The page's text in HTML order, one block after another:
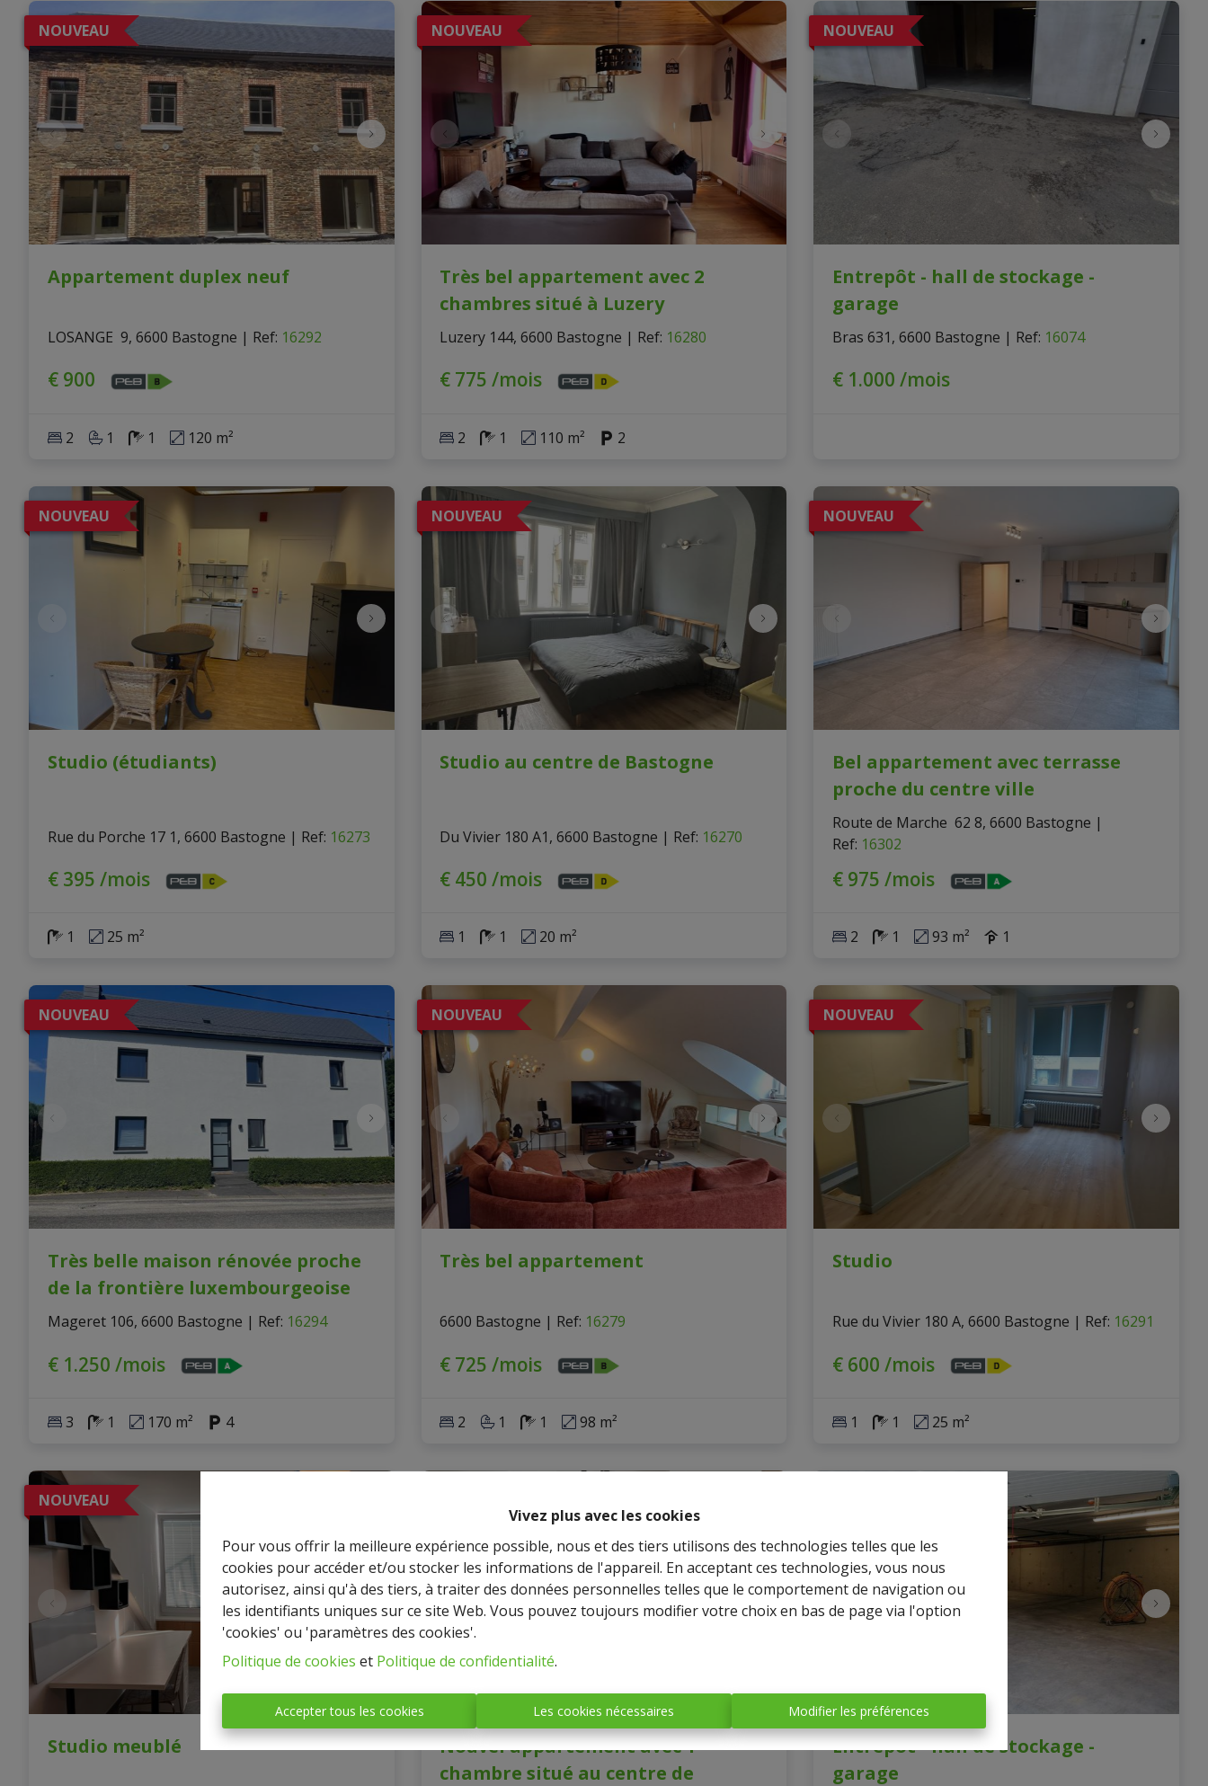
Vivez plus avec les cookies
Pour vous offrir la meilleure expérience possible, nous et des tiers utilisons des technologies telles que les
cookies pour accéder et/ou stocker les informations de l'appareil. En acceptant ces technologies, vous nous
autorisez, ainsi qu'à des tiers, à traiter des données personnelles telles que le comportement de navigation ou
les identifiants uniques sur ce site Web. Vous pouvez toujours modifier votre choix en bas de page via l'option
'cookies' ou 'paramètres des cookies'.
Politique de cookies et Politique de confidentialité.
Accepter tous les cookies Les cookies nécessaires Modifier les préférences
NOUVEAU
Appartement duplex neuf
LOSANGE  9, 6600 Bastogne | Ref: 16292
€ 900
2 1 1 120 m²
NOUVEAU
Très bel appartement avec 2
chambres situé à Luzery
Luzery 144, 6600 Bastogne | Ref: 16280
€ 775 /mois
2 1 110 m² 2
NOUVEAU
Entrepôt - hall de stockage -
garage
Bras 631, 6600 Bastogne | Ref: 16074
€ 1.000 /mois
NOUVEAU
Studio (étudiants)
Rue du Porche 17 1, 6600 Bastogne | Ref: 16273
€ 395 /mois
1 25 m²
NOUVEAU
Studio au centre de Bastogne
Du Vivier 180 A1, 6600 Bastogne | Ref: 16270
€ 450 /mois
1 1 20 m²
NOUVEAU
Bel appartement avec terrasse
proche du centre ville
Route de Marche  62 8, 6600 Bastogne |
Ref: 16302
€ 975 /mois
2 1 93 m² 1
NOUVEAU
Très belle maison rénovée proche
de la frontière luxembourgeoise
Mageret 106, 6600 Bastogne | Ref: 16294
€ 1.250 /mois
3 1 170 m² 4
NOUVEAU
Très bel appartement
6600 Bastogne | Ref: 16279
€ 725 /mois
2 1 1 98 m²
NOUVEAU
Studio
Rue du Vivier 180 A, 6600 Bastogne | Ref: 16291
€ 600 /mois
1 1 25 m²
NOUVEAU
Studio meublé
Nouvel appartement avec 1
chambre situé au centre de
Entrepôt - hall de stockage -
garage